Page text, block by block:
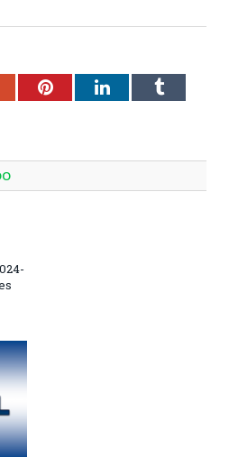
PinterestLinkedInTumblr